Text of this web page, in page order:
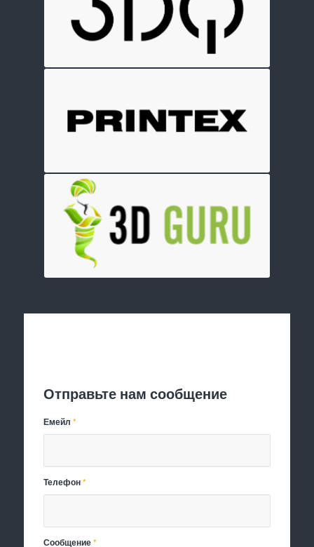
Отправьте нам сообщение
Емейл*
Телефон*
Сообщение*